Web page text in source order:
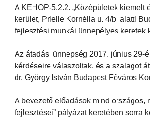
A KEHOP-5.2.2. „Középületek kiemelt
kerület, Prielle Kornélia u. 4/b. alatti
fejlesztési munkái ünnepélyes keretek
Az átadási ünnepség 2017. június 29-
kérdéseire válaszoltak, és a szalagot
dr. György István Budapest Főváros
A bevezető előadások mind országos,
fejlesztései” pályázat keretében sorra